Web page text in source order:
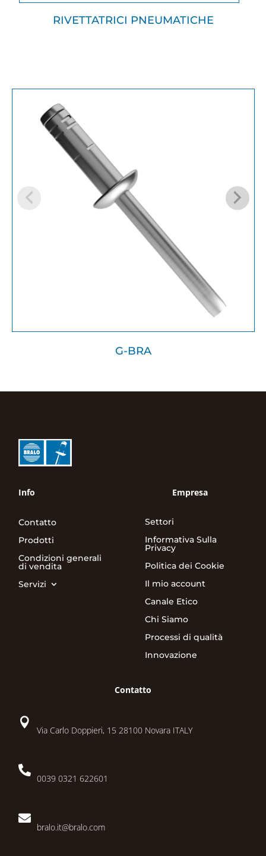
RIVETTATRICI PNEUMATICHE
G-BRA
Info
Contatto
Prodotti
Condizioni generali
di vendita
Servizi
Empresa
Settori
Informativa Sulla
Privacy
Politica dei Cookie
Il mio account
Canale Etico
Chi Siamo
Processi di qualità
Innovazione
Contatto

Via Carlo Doppieri, 15 28100 Novara ITALY

0039 0321 622601

bralo.it@bralo.com